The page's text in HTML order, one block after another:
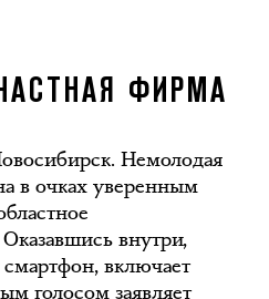
ФИРМА
Немолодая
в очках уверенным
внутри,
включает
голосом заявляет